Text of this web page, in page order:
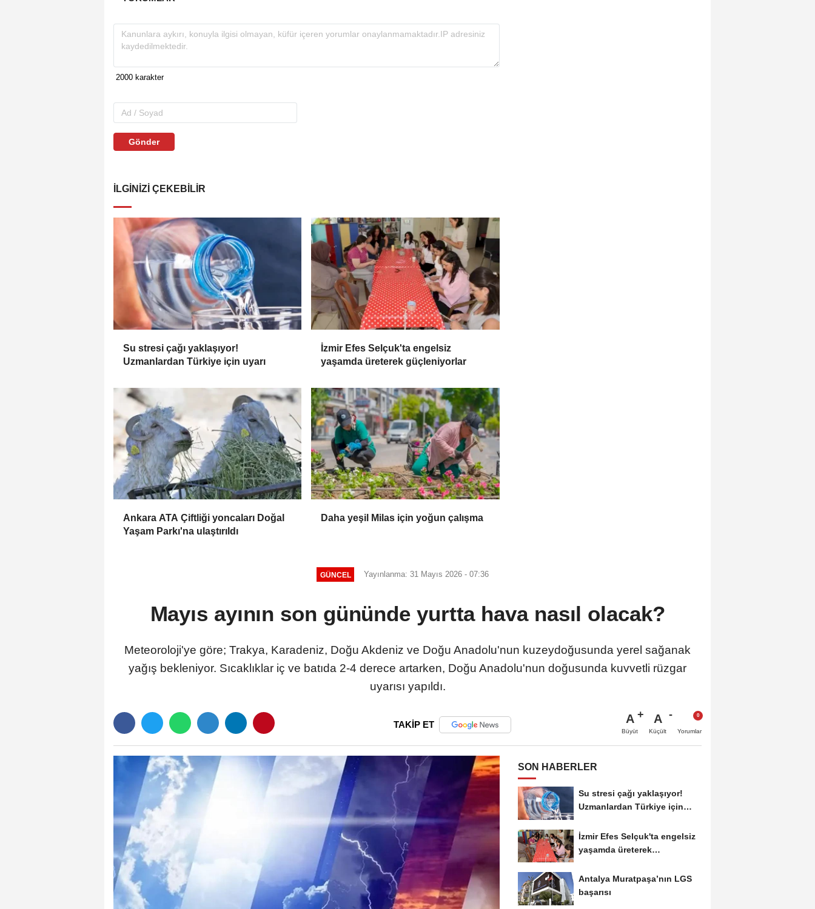
Gönder
İLGINIZI ÇEKEBILIR
Su stresi çağı yaklaşıyor!
Uzmanlardan Türkiye için uyarı
İzmir Efes Selçuk'ta engelsiz
yaşamda üreterek güçleniyorlar
Ankara ATA Çiftliği yoncaları Doğal
Yaşam Parkı'na ulaştırıldı
Daha yeşil Milas için yoğun çalışma
GÜNCEL Yayınlanma: 31 Mayıs 2026 - 07:36
Mayıs ayının son gününde yurtta hava nasıl olacak?
Meteoroloji'ye göre; Trakya, Karadeniz, Doğu Akdeniz ve Doğu Anadolu'nun kuzeydoğusunda yerel sağanak
yağış bekleniyor. Sıcaklıklar iç ve batıda 2-4 derece artarken, Doğu Anadolu'nun doğusunda kuvvetli rüzgar
uyarısı yapıldı.
TAKİP ET A
Büyüt
A
Küçült Yorumlar
SON HABERLER
Su stresi çağı yaklaşıyor!
Uzmanlardan Türkiye için
İzmir Efes Selçuk'ta engelsiz
yaşamda üreterek
Antalya Muratpaşa’nın LGS
başarısı